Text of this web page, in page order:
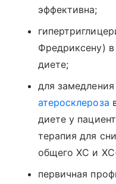
эффективна;
Фредриксену) в
диете;
для
атеросклероза
диете у
терапия для
общего ХС и
первичная